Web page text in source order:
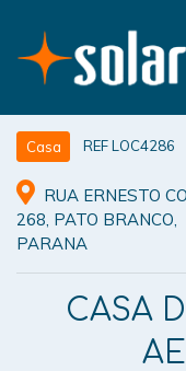
Casa REF LOC4286
RUA ERNESTO
268, PATO BRANCO,
PARANA
CASA